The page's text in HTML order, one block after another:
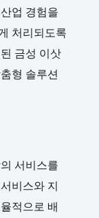
업 경험을
처리되도록
금성 이삿
형 솔루션
서비스를
비스와 지
적으로 배